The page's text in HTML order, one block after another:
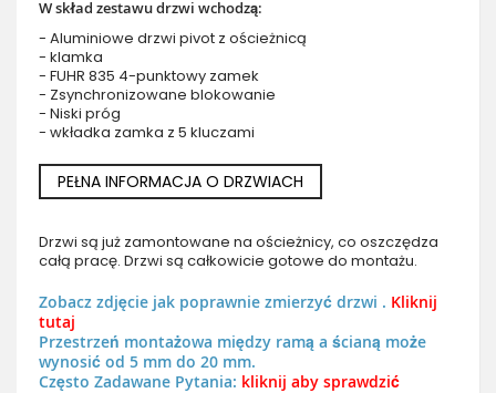
W skład zestawu drzwi wchodzą:
- Aluminiowe drzwi pivot z ościeżnicą
- klamka
- FUHR 835 4-punktowy zamek
- Zsynchronizowane blokowanie
- Niski próg
- wkładka zamka z 5 kluczami
PEŁNA INFORMACJA O DRZWIACH
Drzwi są już zamontowane na ościeżnicy, co oszczędza
całą pracę. Drzwi są całkowicie gotowe do montażu.
Zobacz zdjęcie jak poprawnie zmierzyć drzwi . Kliknij
tutaj
Przestrzeń montażowa między ramą a ścianą może
wynosić od 5 mm do 20 mm.
Często Zadawane Pytania: kliknij aby sprawdzić